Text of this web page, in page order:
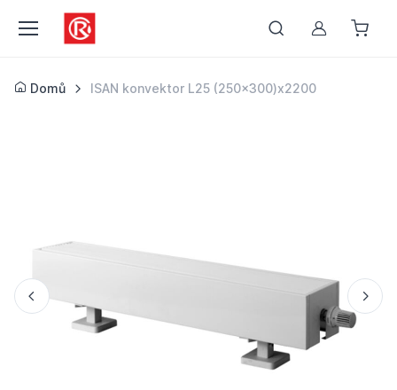
Můj účet
Domů ISAN konvektor L25 (250x300)x2200